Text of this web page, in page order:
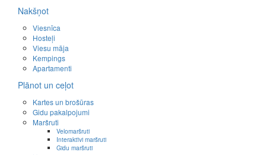
Nakšņot
Viesnīca
Hosteļi
Viesu māja
Kempings
Apartamenti
Plānot un ceļot
Kartes un brošūras
Gidu pakalpojumi
Maršruti
Velomaršruti
Interaktīvi maršruti
Gidu maršruti